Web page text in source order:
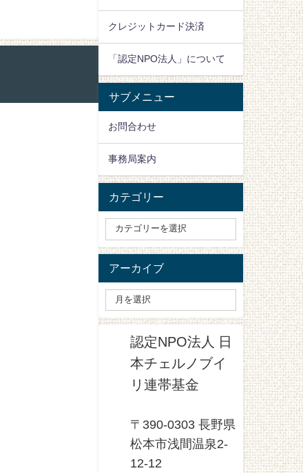
クレジットカード決済
「認定NPO法人」について
サブメニュー
お問合わせ
事務局案内
カテゴリー
アーカイブ
認定NPO法人 日
本チェルノブイ
リ連帯基金
〒390-0303 長野県
松本市浅間温泉2-
12-12